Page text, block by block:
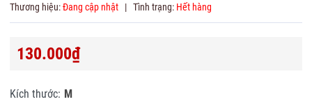
Thương hiệu:Đang cập nhật | Tình trạng: Hết hàng
130.000₫
Kích thước: M